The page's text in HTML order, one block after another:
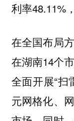
利率48.11%
在全国布局
在湖南14个
全面开展“扫
元网格化、